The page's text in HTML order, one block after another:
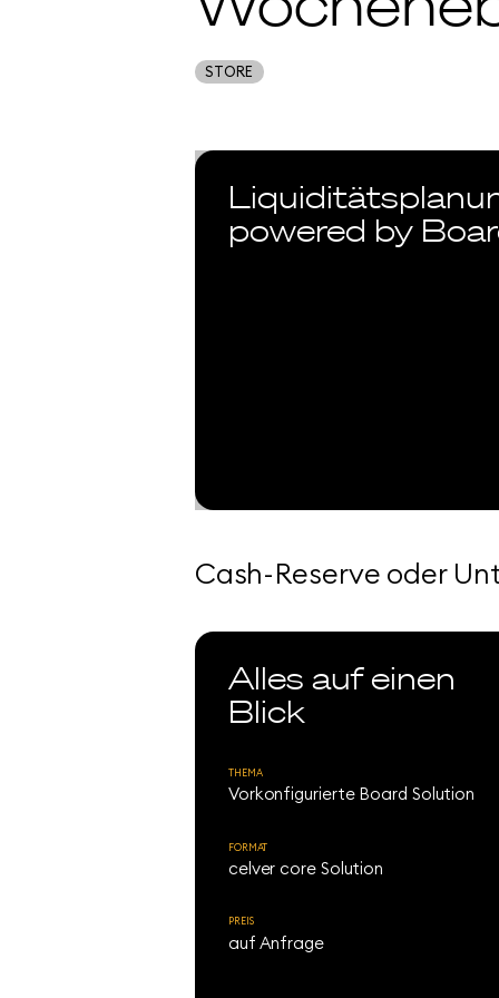
STORE
powered by
Cash-Reserve oder
Alles auf einen
Blick
THEMA
Vorkonfigurierte Board Solution
FORMAT
celver core Solution
PREIS
auf Anfrage